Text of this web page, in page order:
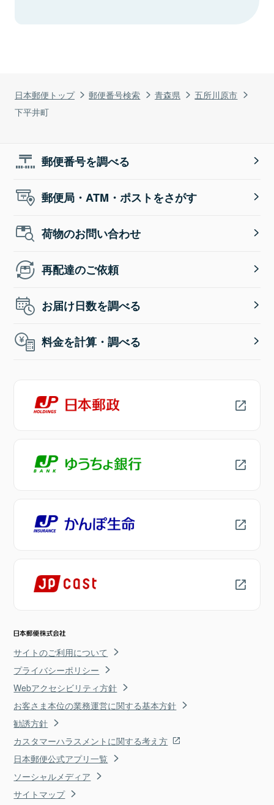
日本郵便トップ 郵便番号検索 青森県
五所川原市
下平井町
郵便番号を調べる
郵便局・ATM・ポストをさがす
荷物のお問い合わせ
再配達のご依頼
お届け日数を調べる
料金を計算・調べる
サイトのご利用について
プライバシーポリシー
Webアクセシビリティ方針
お客さま本位の業務運営に関する基本方針
勧誘方針
カスタマーハラスメントに関する考え方
日本郵便公式アプリ一覧
ソーシャルメディア
サイトマップ